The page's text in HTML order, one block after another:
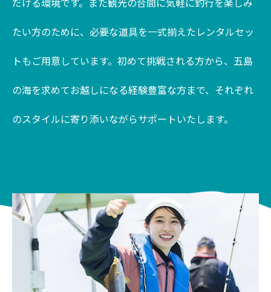
たい方のために、必要な道具を一式揃えたレンタルセッ
トもご用意しています。初めて挑戦される方から、五島
の海を求めてお越しになる経験豊富な方まで、それぞれ
のスタイルに寄り添いながらサポートいたします。